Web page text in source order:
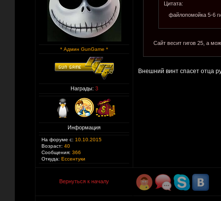
* Админ GunGame *
Награды: 3
Информация
На форуме с: 10.10.2015
Возраст: 40
Сообщения: 366
Откуда: Ессентуки
Цитата:
файлопомойка 5-6
Сайт весит гигов 25, а
Внешний винт спасет отца
Вернуться к началу